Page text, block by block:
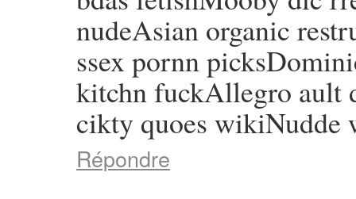
nudeAsian organic
ssex pornn
kitchn fuckAllegro ault
cikty quoes wikiNudde
Répondre